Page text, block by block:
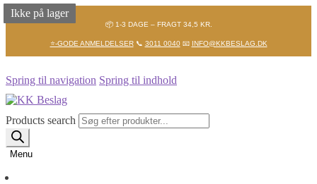
📦 1-3 DAGE – FRAGT 34,5 KR.
⭐-GODE ANMELDELSER📞 3011 0040📧 INFO@KKBESLAG.DK
Spring til navigation Spring til indhold
Products search
Menu
Ikke på lager
Ikke på lager
Ikke på lager